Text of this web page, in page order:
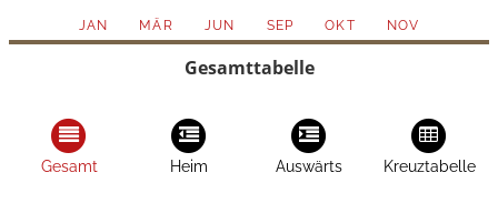
JAN MÄR JUN SEP OKT NOV
Gesamttabelle
Gesamt Heim Auswärts Kreuztabelle